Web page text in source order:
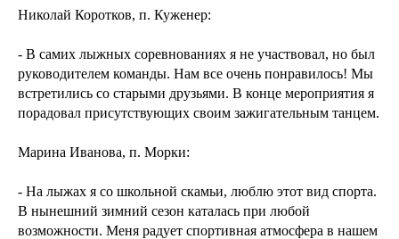
Николай Коротков, п. Куженер:
- В самих лыжных соревнованиях я не участвовал, но был
руководителем команды. Нам все очень понравилось! Мы
встретились со старыми друзьями. В конце мероприятия я
порадовал присутствующих своим зажигательным танцем.
Марина Иванова, п. Морки:
- На лыжах я со школьной скамьи, люблю этот вид спорта.
В нынешний зимний сезон каталась при любой
возможности. Меня радует спортивная атмосфера в нашем